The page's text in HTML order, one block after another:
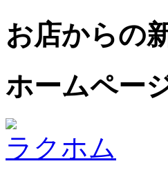
お店からの
ホームペー
ラクホム